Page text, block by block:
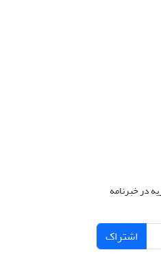
در خبرنامه
اشتراک